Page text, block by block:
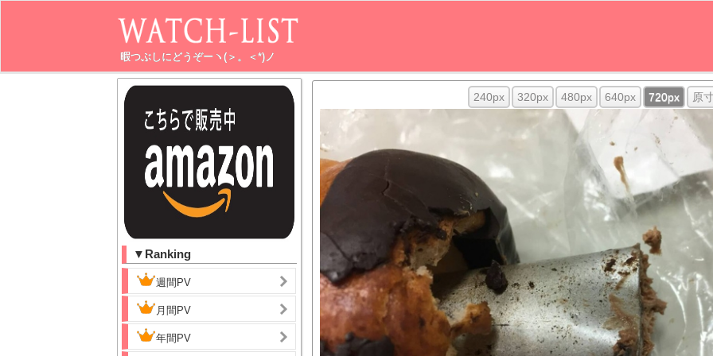
暇つぶしにどうぞーヽ(＞。＜*)ノ
▼Ranking
週間PV
月間PV
年間PV
240px 320px 480px 640px 720px 原